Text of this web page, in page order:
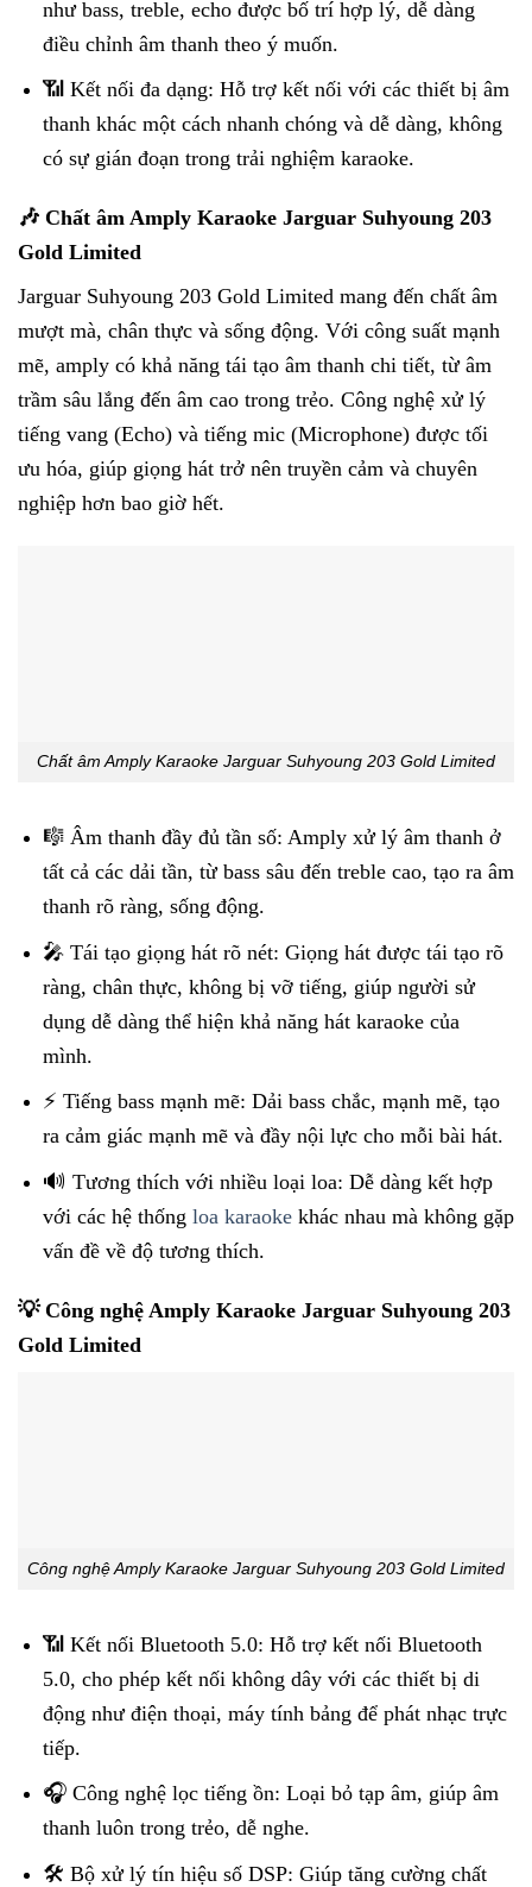
như bass, treble, echo được bố trí hợp lý, dễ dàng
điều chỉnh âm thanh theo ý muốn.
📶 Kết nối đa dạng: Hỗ trợ kết nối với các thiết bị âm
thanh khác một cách nhanh chóng và dễ dàng, không
có sự gián đoạn trong trải nghiệm karaoke.
🎶 Chất âm Amply Karaoke Jarguar Suhyoung 203
Gold Limited
Jarguar Suhyoung 203 Gold Limited mang đến chất âm
mượt mà, chân thực và sống động. Với công suất mạnh
mẽ, amply có khả năng tái tạo âm thanh chi tiết, từ âm
trầm sâu lắng đến âm cao trong trẻo. Công nghệ xử lý
tiếng vang (Echo) và tiếng mic (Microphone) được tối
ưu hóa, giúp giọng hát trở nên truyền cảm và chuyên
nghiệp hơn bao giờ hết.
Chất âm Amply Karaoke Jarguar Suhyoung 203 Gold Limited
🎼 Âm thanh đầy đủ tần số: Amply xử lý âm thanh ở
tất cả các dải tần, từ bass sâu đến treble cao, tạo ra âm
thanh rõ ràng, sống động.
🎤 Tái tạo giọng hát rõ nét: Giọng hát được tái tạo rõ
ràng, chân thực, không bị vỡ tiếng, giúp người sử
dụng dễ dàng thể hiện khả năng hát karaoke của
mình.
⚡ Tiếng bass mạnh mẽ: Dải bass chắc, mạnh mẽ, tạo
ra cảm giác mạnh mẽ và đầy nội lực cho mỗi bài hát.
🔊 Tương thích với nhiều loại loa: Dễ dàng kết hợp
với các hệ thống loa karaokekhác nhau mà không gặp
vấn đề về độ tương thích.
💡 Công nghệ Amply Karaoke Jarguar Suhyoung 203
Gold Limited
Công nghệ Amply Karaoke Jarguar Suhyoung 203 Gold Limited
📶 Kết nối Bluetooth 5.0: Hỗ trợ kết nối Bluetooth
5.0, cho phép kết nối không dây với các thiết bị di
động như điện thoại, máy tính bảng để phát nhạc trực
tiếp.
🎧 Công nghệ lọc tiếng ồn: Loại bỏ tạp âm, giúp âm
thanh luôn trong trẻo, dễ nghe.
🛠️ Bộ xử lý tín hiệu số DSP: Giúp tăng cường chất